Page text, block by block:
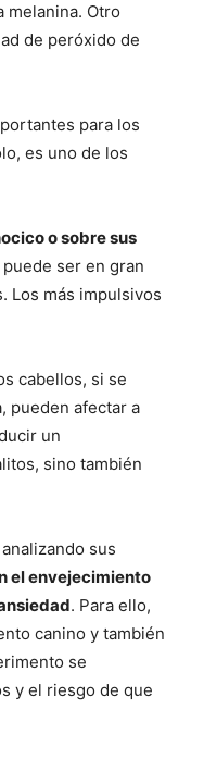
melanina. Otro
de peróxido de
para los
es uno de los
o sobre sus
ser en gran
Los más impulsivos
cabellos, si se
pueden afectar a
un
sino también
sus
el envejecimiento
. Para ello,
canino y también
se
y el riesgo de que